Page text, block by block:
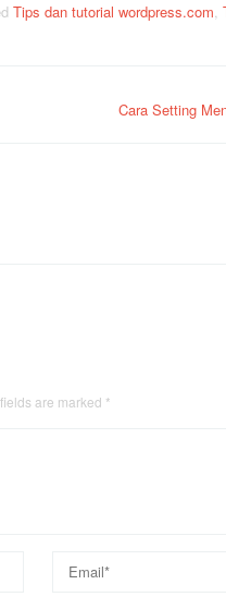
Tips dan tutorial wordpress.com
Cara Setting
are marked *